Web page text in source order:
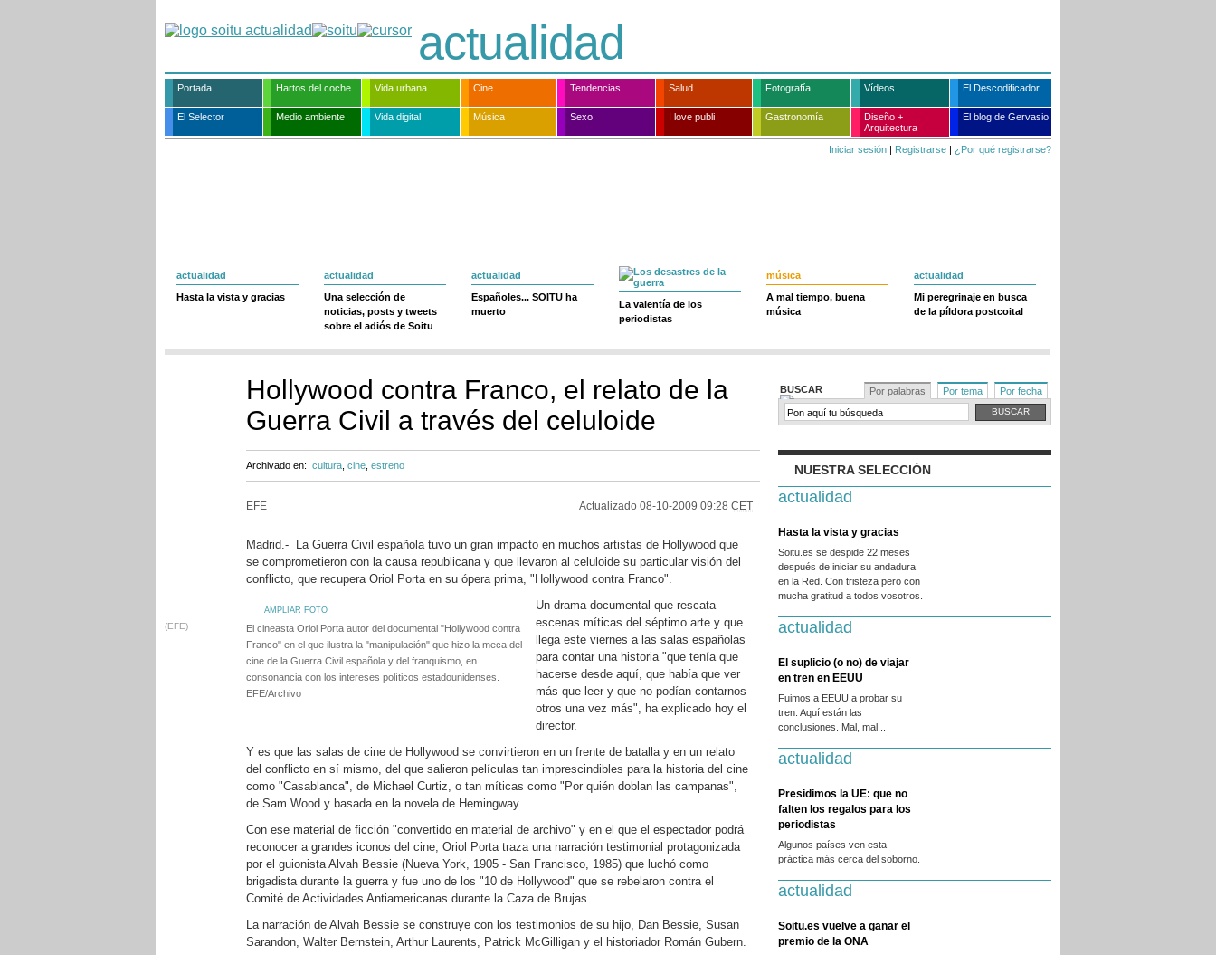
actualidad
Portada Hartos del coche Vida urbana Cine Tendencias Salud Fotografía Vídeos El Descodificador
El Selector Medio ambiente Vida digital Música Sexo I love publi Gastronomía
Diseño +
Arquitectura
El blog de Gervasio
Iniciar sesión | Registrarse | ¿Por qué registrarse?
actualidad
Hasta la vista y gracias
actualidad
Una selección de
noticias, posts y tweets
sobre el adiós de Soitu
actualidad
Españoles... SOITU ha
muerto
La valentía de los
periodistas
música
A mal tiempo, buena
música
actualidad
Mi peregrinaje en busca
de la píldora postcoital
Hollywood contra Franco, el relato de la
Guerra Civil a través del celuloide
Archivado en: cultura cine estreno
EFE Actualizado 08-10-2009 09:28 CET
Madrid.- La Guerra Civil española tuvo un gran impacto en muchos artistas de Hollywood que
se comprometieron con la causa republicana y que llevaron al celuloide su particular visión del
conflicto, que recupera Oriol Porta en su ópera prima, "Hollywood contra Franco".
AMPLIAR FOTO
(EFE)
El cineasta Oriol Porta autor del documental "Hollywood contra
Franco" en el que ilustra la "manipulación" que hizo la meca del
cine de la Guerra Civil española y del franquismo, en
consonancia con los intereses políticos estadounidenses.
EFE/Archivo
Un drama documental que rescata
escenas míticas del séptimo arte y que
llega este viernes a las salas españolas
para contar una historia "que tenía que
hacerse desde aquí, que había que ver
más que leer y que no podían contarnos
otros una vez más", ha explicado hoy el
director.
Y es que las salas de cine de Hollywood se convirtieron en un frente de batalla y en un relato
del conflicto en sí mismo, del que salieron películas tan imprescindibles para la historia del cine
como "Casablanca", de Michael Curtiz, o tan míticas como "Por quién doblan las campanas",
de Sam Wood y basada en la novela de Hemingway.
Con ese material de ficción "convertido en material de archivo" y en el que el espectador podrá
reconocer a grandes iconos del cine, Oriol Porta traza una narración testimonial protagonizada
por el guionista Alvah Bessie (Nueva York, 1905 - San Francisco, 1985) que luchó como
brigadista durante la guerra y fue uno de los "10 de Hollywood" que se rebelaron contra el
Comité de Actividades Antiamericanas durante la Caza de Brujas.
La narración de Alvah Bessie se construye con los testimonios de su hijo, Dan Bessie, Susan
Sarandon, Walter Bernstein, Arthur Laurents, Patrick McGilligan y el historiador Román Gubern.
BUSCAR Por palabras Por tema Por fecha
NUESTRA SELECCIÓN
actualidad
Hasta la vista y gracias
Soitu.es se despide 22 meses
después de iniciar su andadura
en la Red. Con tristeza pero con
mucha gratitud a todos vosotros.
actualidad
El suplicio (o no) de viajar
en tren en EEUU
Fuimos a EEUU a probar su
tren. Aquí están las
conclusiones. Mal, mal...
actualidad
Presidimos la UE: que no
falten los regalos para los
periodistas
Algunos países ven esta
práctica más cerca del soborno.
actualidad
Soitu.es vuelve a ganar el
premio de la ONA